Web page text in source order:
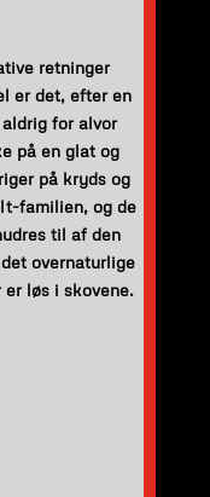
retninger
er det, efter en
for alvor
på en glat og
på kryds og
familien, og de
til af den
overnaturlige
er løs i skovene.